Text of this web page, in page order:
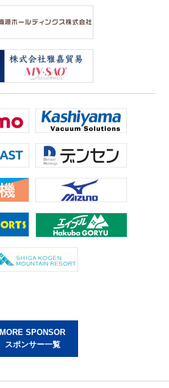
MORE SPONSOR
スポンサー一覧